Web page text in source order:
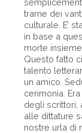
trarne dei
culturale. E’
in base a
morte
Questo fatto
talento
un amico.
cerimonia.
degli scrittori,
alle dittature
nostre urla di